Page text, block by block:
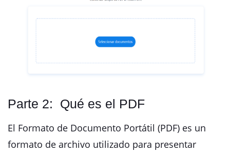
Parte 2: Qué es el PDF
El Formato de Documento Portátil (PDF) es un
formato de archivo utilizado para presentar